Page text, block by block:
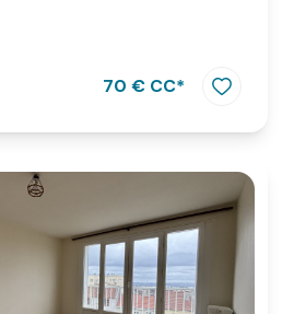
70 € CC*